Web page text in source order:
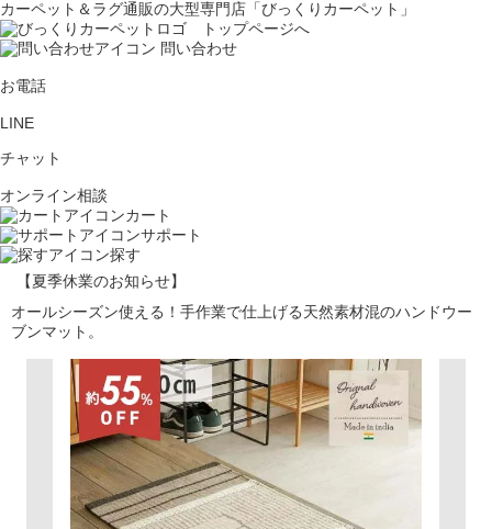
カーペット＆ラグ通販の大型専門店「びっくりカーペット」
問い合わせ
お電話
LINE
チャット
オンライン相談
カート
サポート
探す
【夏季休業のお知らせ】
オールシーズン使える！手作業で仕上げる天然素材混のハンドウー
ブンマット。